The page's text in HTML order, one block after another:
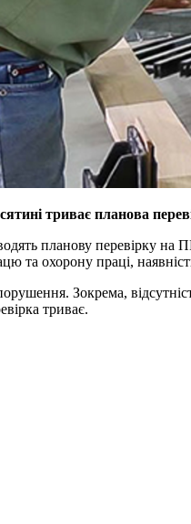
триває планова
планову перевірку на
та охорону праці,
Зокрема,
триває.